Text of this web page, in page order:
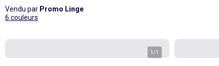
Vendu par Promo Linge
6 couleurs
1/1